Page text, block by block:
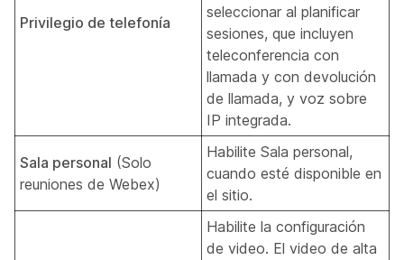
Privilegio de telefonía
seleccionar al planificar
sesiones, que incluyen
teleconferencia con
llamada y con devolución
de llamada, y voz sobre
IP integrada.
Sala personal (Solo
reuniones de Webex)
Habilite Sala personal,
cuando esté disponible en
el sitio.
Habilite la configuración
de video. El video de alta